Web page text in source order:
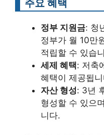
주요 혜택
정부 지원금: 청
정부가 월 10만
적립할 수 있습
세제 혜택: 저축
혜택이 제공됩
자산 형성: 3년
형성할 수 있으
니다.